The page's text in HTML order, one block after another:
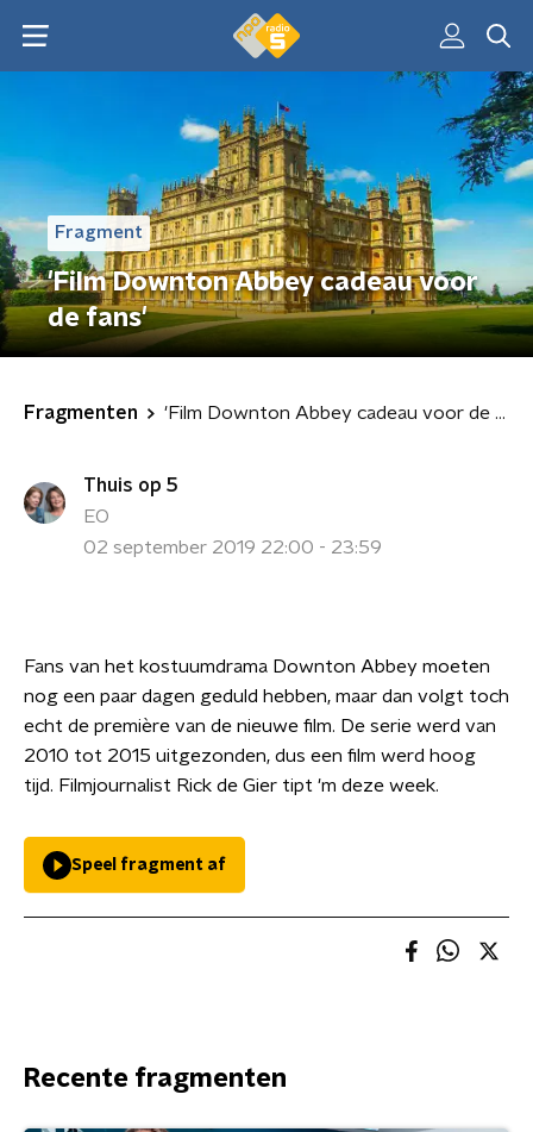
Fragment
'Film Downton Abbey cadeau voor
de fans'
Fragmenten 'Film Downton Abbey cadeau voor de fans'
Thuis op 5
EO
02 september 2019 22:00 - 23:59
Fans van het kostuumdrama Downton Abbey moeten
nog een paar dagen geduld hebben, maar dan volgt toch
echt de première van de nieuwe film. De serie werd van
2010 tot 2015 uitgezonden, dus een film werd hoog
tijd. Filmjournalist Rick de Gier tipt 'm deze week.
Speel fragment af
Recente fragmenten